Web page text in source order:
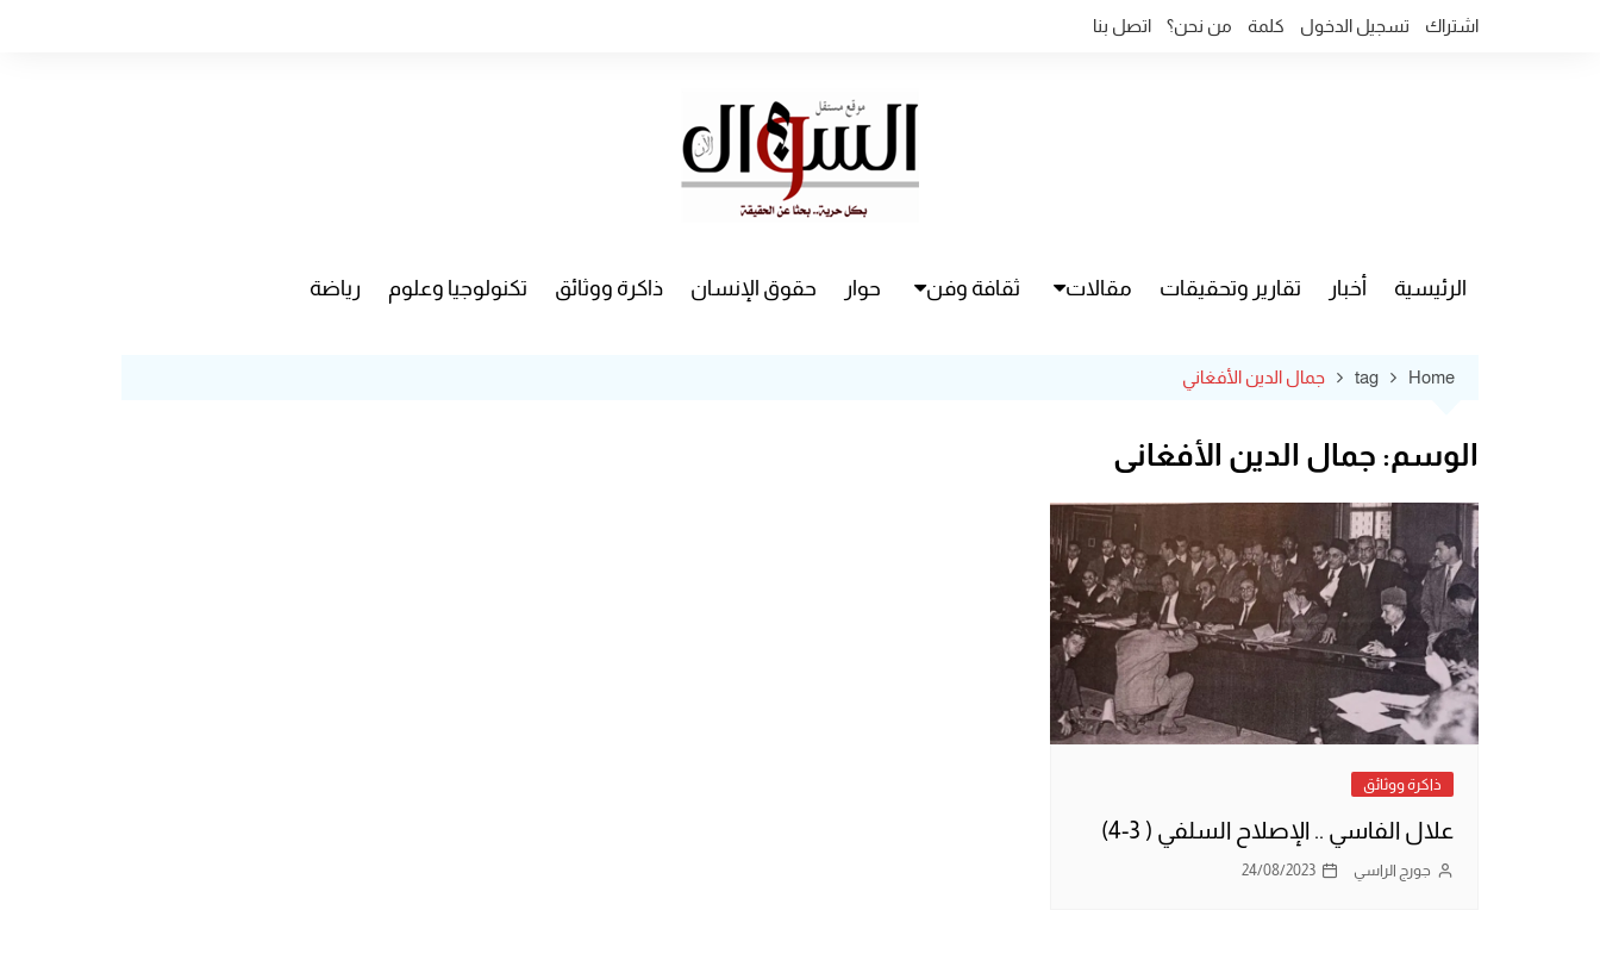
اشتراك تسجيل الدخول كلمة من نحن؟ اتصل بنا
الرئيسية أخبار تقارير وتحقيقات مقالات ثقافة وفن حوار حقوق الإنسان ذاكرة ووثائق تكنولوجيا وعلوم رياضة
Home
tag جمال الدين الأفغاني
الوسم: جمال الدين الأفغاني
ذاكرة ووثائق
علال الفاسي .. الإصلاح السلفي ( 3-4)
جورج الراسي 24/08/2023